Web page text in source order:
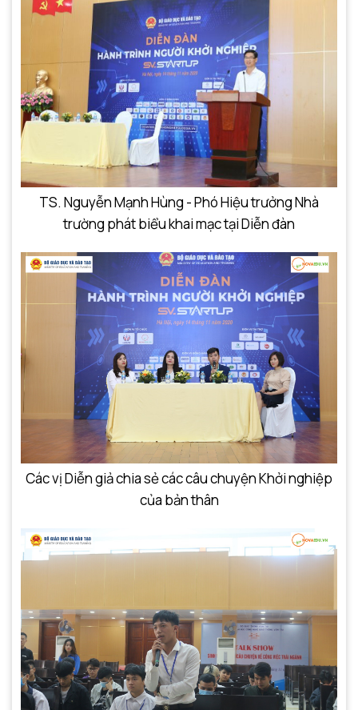
TS. Nguyễn Mạnh Hùng - Phó Hiệu trưởng Nhà
trường phát biểu khai mạc tại Diễn đàn
Các vị Diễn giả chia sẻ các câu chuyện Khởi nghiệp
của bản thân